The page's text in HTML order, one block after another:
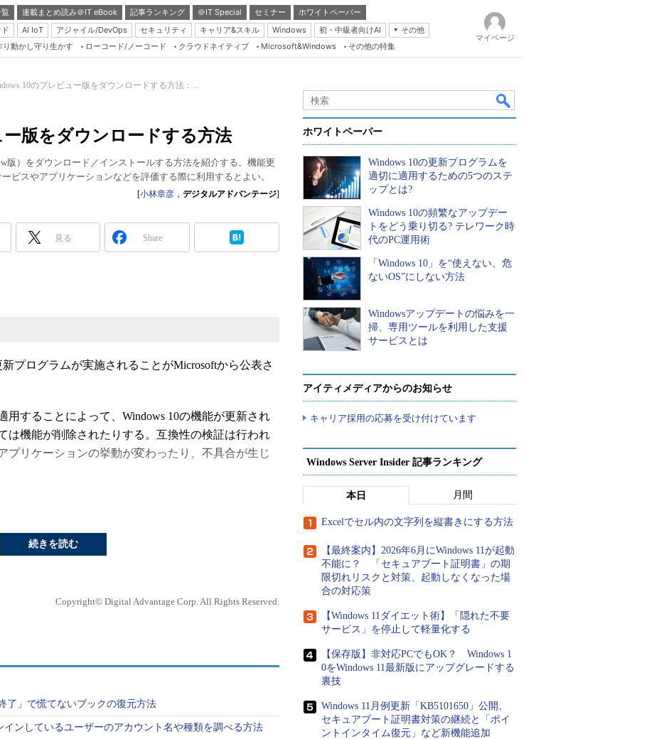
連載まとめ読み＠IT eBook 記事ランキング ＠IT Special セミナー
ホワイトペーパー
AI IoT アジャイル/DevOps セキュリティ キャリア&スキル Windows 初・中級者向けAI
その他
Server & Storage
Database Expert
Linux ＆ OSS
Master of IP Network
Security & Trust
り動かし守り生かす ローコード/ノーコード クラウドネイティブ Microsoft&Windows その他の特集
マイページ
10のプレビュー版をダウンロードする方法：...
版をダウンロードする方法
版）をダウンロード／インストールする方法を紹介する。機能更
ビスやアプリケーションなどを評価する際に利用するとよい。
[小林章彦 ， デジタルアドバンテージ]
見る Share
プログラムが実施されることがMicrosoftから公表さ
することによって、Windows 10の機能が更新され
は機能が削除されたりする。互換性の検証は行われ
プリケーションの挙動が変わったり、不具合が生じ
ておくとよい。
を行えばよい。
Windows 10でWindows Insider Programに参加して
的にインストールされるように設定する方法と、
からInsider PreviewビルドのISOイメージをダウンロ
。以下、それぞれの方法について設定方法などを
続きを読む
Copyright© Digital Advantage Corp. All Rights Reserved.
了」で慌てないブックの復元方法
インしているユーザーのアカウント名や種類を調べる方法
ホワイトペーパー
Windows 10の更新プログラムを
適切に適用するための5つのステ
ップとは?
Windows 10の頻繁なアップデー
トをどう乗り切る? テレワーク時
代のPC運用術
「Windows 10」を“使えない、危
ないOS”にしない方法
Windowsアップデートの悩みを一
掃、専用ツールを利用した支援
サービスとは
アイティメディアからのお知らせ
キャリア採用の応募を受け付けています
Windows Server Insider 記事ランキング
本日 月間
Excelでセル内の文字列を縦書きにする方法
【最終案内】2026年6月にWindows 11が起動
不能に？ 「セキュアブート証明書」の期
限切れリスクと対策、起動しなくなった場
合の対応策
【Windows 11ダイエット術】「隠れた不要
サービス」を停止して軽量化する
【保存版】非対応PCでもOK？ Windows 1
0をWindows 11最新版にアップグレードする
裏技
Windows 11月例更新「KB5101650」公開、
セキュアブート証明書対策の継続と「ポイ
ントインタイム復元」など新機能追加